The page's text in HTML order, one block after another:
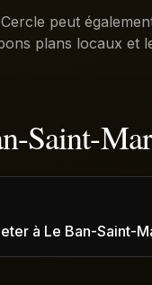
peut
plans locaux et
Saint-
à Le Ban-Saint-